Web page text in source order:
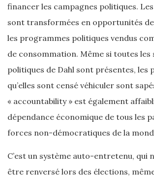
financer les campagnes politiques.
sont transformées en opportunités
les programmes politiques vendus
de consommation. Même si toutes
politiques de Dahl sont présentes, les
qu’elles sont censé véhiculer sont
« accountability » est également
dépendance économique de tous les
forces non-démocratiques de la
C’est un système auto-entretenu, qui
être renversé lors des élections,